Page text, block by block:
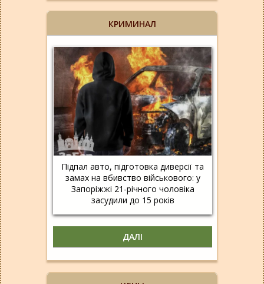
КРИМИНАЛ
Підпал авто, підготовка диверсії та
замах на вбивство військового: у
Запоріжжі 21-річного чоловіка
засудили до 15 років
ДАЛІ